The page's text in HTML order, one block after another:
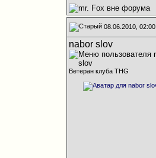
08.06.2010, 02:00
nabor slov
Ветеран клуба THG